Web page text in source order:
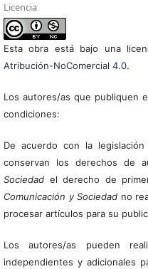
Licencia
Esta obra está bajo una
Atribución-NoComercial 4.0.
Los autores/as que publiquen
condiciones:
De acuerdo con la
conservan los derechos de
Sociedadel derecho de
Comunicación y Sociedad no
procesar artículos para su
Los autores/as pueden
independientes y adicionales